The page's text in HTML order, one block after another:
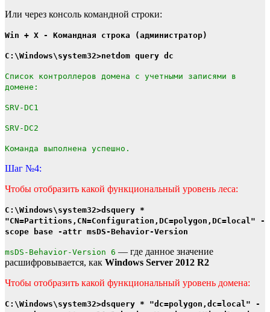
Или через консоль командной строки:
Win + X - Командная строка (администратор)
C:\Windows\system32>netdom query dc
Список контроллеров домена с учетными записями в
домене:
SRV-DC1
SRV-DC2
Команда выполнена успешно.
Шаг №4:
Чтобы отобразить какой функциональный уровень леса:
C:\Windows\system32>dsquery *
"CN=Partitions,CN=Configuration,DC=polygon,DC=local" -
scope base -attr msDS-Behavior-Version
msDS-Behavior-Version 6 — где данное значение
расшифровывается, как Windows Server 2012 R2
Чтобы отобразить какой функциональный уровень домена:
C:\Windows\system32>dsquery * "dc=polygon,dc=local" -